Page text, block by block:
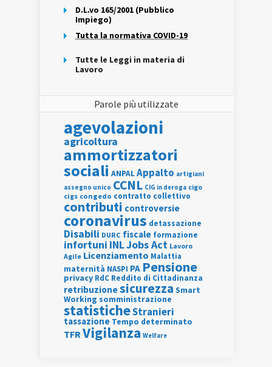
D.L.vo 165/2001 (Pubblico
Impiego)
Tutta la normativa COVID-19
Tutte le Leggi in materia di
Lavoro
Parole più utilizzate
agevolazioni
agricoltura
ammortizzatori
sociali ANPALAppalto artigiani
assegno unico CCNL CIG in deroga cigo
cigs congedo contratto collettivo
contributi controversie
coronavirus detassazione
Disabili DURC fiscale formazione
infortuni INLJobs Act Lavoro
Agile Licenziamento Malattia
maternità NASPI PA Pensione
privacy RdC Reddito di Cittadinanza
retribuzionesicurezza Smart
Working somministrazione
statisticheStranieri
tassazione Tempo determinato
TFRVigilanza Welfare